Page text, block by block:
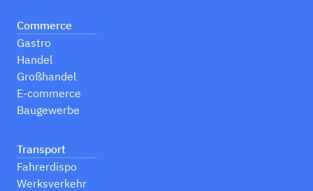
Commerce
Gastro
Handel
Großhandel
E-commerce
Baugewerbe
Transport
Fahrerdispo
Werksverkehr